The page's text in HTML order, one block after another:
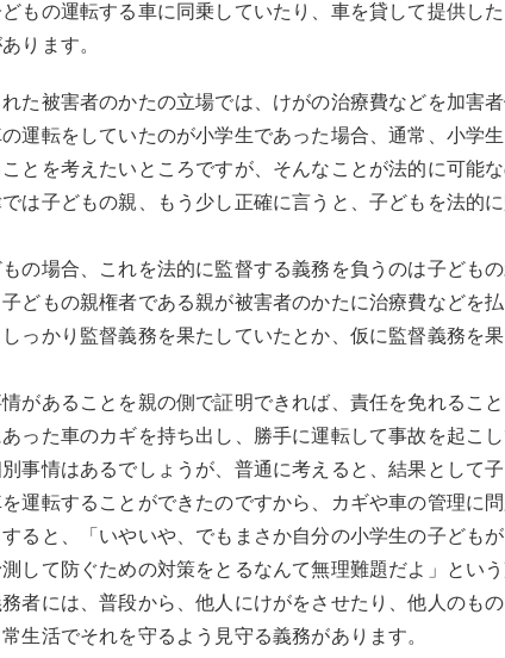
もの運転する車に同乗していたり、車を貸して提供し
ります。
た被害者のかたの立場では、けがの治療費などを加害
運転をしていたのが小学生であった場合、通常、小学
とを考えたいところですが、そんなことが法的に可能な
は子どもの親、もう少し正確に言うと、子どもを法的
の場合、これを法的に監督する義務を負うのは子どもの
どもの親権者である親が被害者のかたに治療費などを払
っかり監督義務を果たしていたとか、仮に監督義務を
があることを親の側で証明できれば、責任を免れること
った車のカギを持ち出し、勝手に運転して事故を起こ
事情はあるでしょうが、普通に考えると、結果として
運転することができたのですから、カギや車の管理に
ると、「いやいや、でもまさか自分の小学生の子ども
して防ぐための対策をとるなんて無理難題だよ」とい
者には、普段から、他人にけがをさせたり、他人のも
生活でそれを守るよう見守る義務があります。